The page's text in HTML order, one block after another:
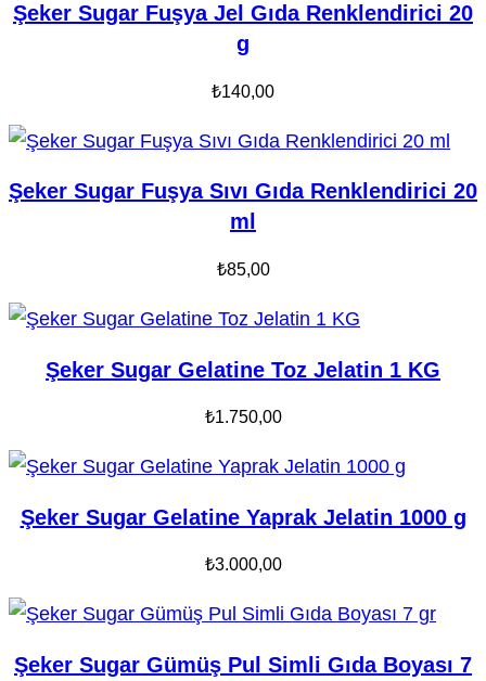
Şeker Sugar Fuşya Jel Gıda Renklendirici 20
g
₺140,00
Şeker Sugar Fuşya Sıvı Gıda Renklendirici 20
ml
₺85,00
Şeker Sugar Gelatine Toz Jelatin 1 KG
₺1.750,00
Şeker Sugar Gelatine Yaprak Jelatin 1000 g
₺3.000,00
Şeker Sugar Gümüş Pul Simli Gıda Boyası 7